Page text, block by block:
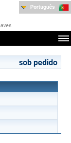
Português
sob pedido